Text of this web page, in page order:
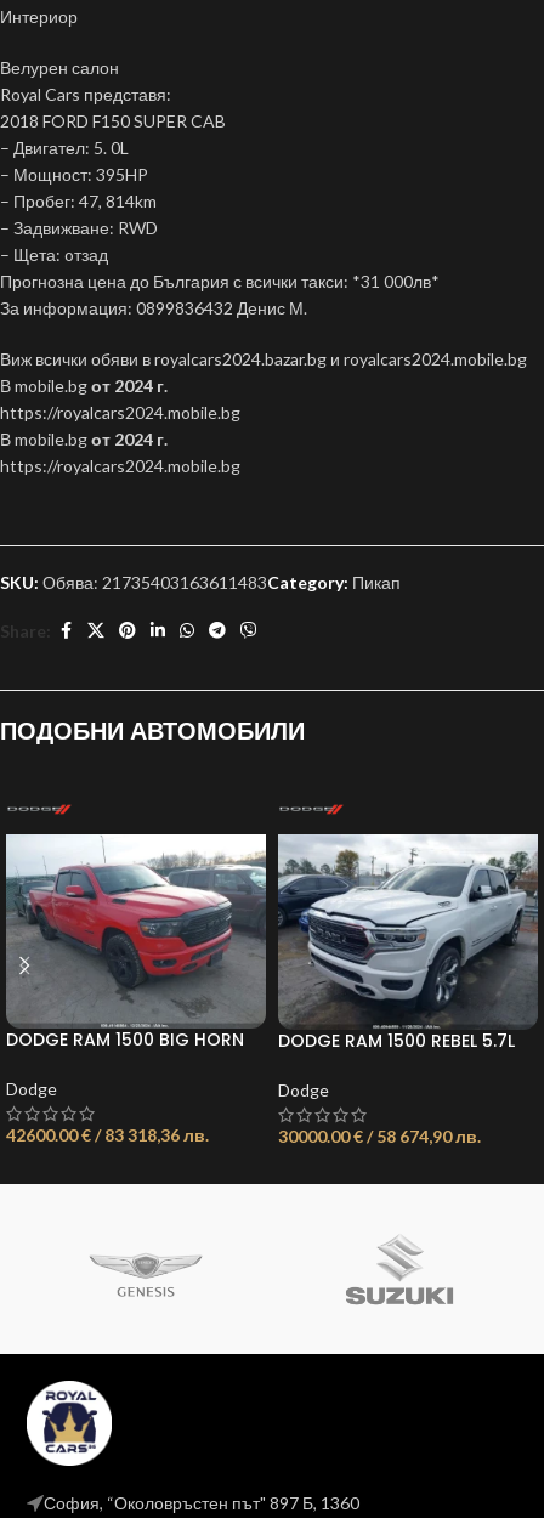
Интериор
Велурен салон
Royal Cars представя:
2018 FORD F150 SUPER CAB
– Двигател: 5. 0L
– Мощност: 395HP
– Пробег: 47, 814km
– Задвижване: RWD
– Щета: oтзад
Прогнозна цена до България с всички такси: *31 000лв*
За информация: 0899836432 Денис М.
Виж всички обяви в royalcars2024.bazar.bg и royalcars2024.mobile.bg
В mobile.bgот 2024 г.
https://royalcars2024.mobile.bg
В mobile.bgот 2024 г.
https://royalcars2024.mobile.bg
SKU: Обява: 21735403163611483Category: Пикап
Share:
ПОДОБНИ АВТОМОБИЛИ
DODGE RAM 1500 BIG HORN
Dodge
42600.00 € / 83 318,36 лв.
DODGE RAM 1500 REBEL 5.7L
Dodge
30000.00 € / 58 674,90 лв.
София, “Околовръстен път" 897 Б, 1360